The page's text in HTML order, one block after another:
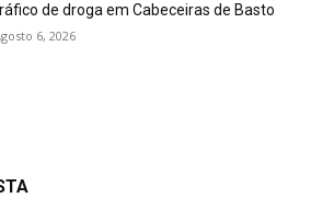
de droga em Cabeceiras de Basto
6, 2026